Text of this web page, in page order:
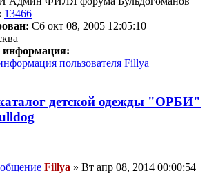
13466
Сб окт 08, 2005 12:05:10
информация:
пользователя Fillya
детской одежды "ОРБИ"
Fillya » Вт апр 08, 2014 00:00:54